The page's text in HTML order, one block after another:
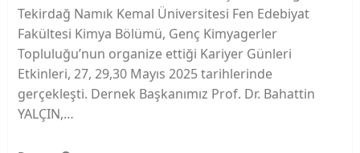
Tekirdağ Namık Kemal Üniversitesi Fen Edebiyat
Fakültesi Kimya Bölümü, Genç Kimyagerler
Topluluğu’nun organize ettiği Kariyer Günleri
Etkinleri, 27, 29,30 Mayıs 2025 tarihlerinde
gerçekleşti. Dernek Başkanımız Prof. Dr. Bahattin
YALÇIN,…